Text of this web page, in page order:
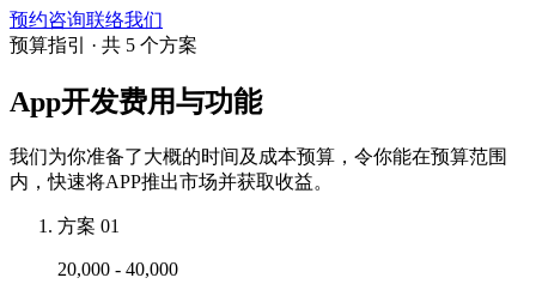
预约咨询联络我们
预算指引 · 共 5 个方案
App开发费用与功能
我们为你准备了大概的时间及成本预算，令你能在预算范围
内，快速将APP推出市场并获取收益。
方案 01
20,000 - 40,000